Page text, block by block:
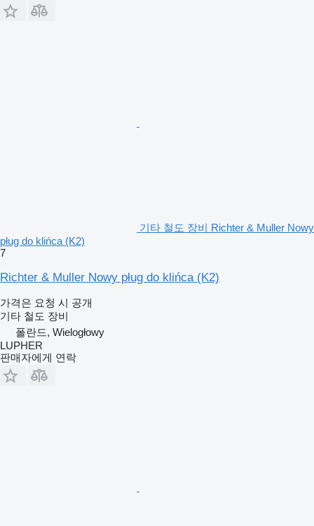
기타 철도 장비 Richter & Muller Nowy
pług do klińca (K2)
7
Richter & Muller Nowy pług do klińca (K2)
가격은 요청 시 공개
기타 철도 장비
폴란드, Wielogłowy
LUPHER
판매자에게 연락